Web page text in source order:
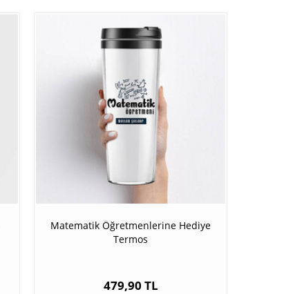
Matematik Öğretmenlerine Hediye
Termos
479,90 TL